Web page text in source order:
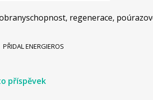
regenerace,
PŘIDALENERGIEROS
příspěvek